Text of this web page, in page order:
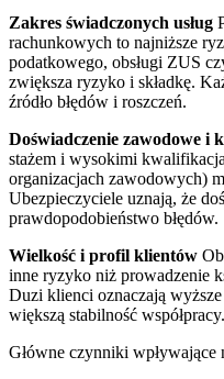
Zakres świadczonych usług
rachunkowych to najniższe
podatkowego, obsługi ZUS
zwiększa ryzyko i składkę.
źródło błędów i roszczeń.
Doświadczenie zawodowe i
stażem i wysokimi
organizacjach zawodowych)
Ubezpieczyciele uznają, że
prawdopodobieństwo błędów.
Wielkość i profil klientów
inne ryzyko niż prowadzenie
Duzi klienci oznaczają
większą stabilność współpracy.
Główne czynniki wpływające